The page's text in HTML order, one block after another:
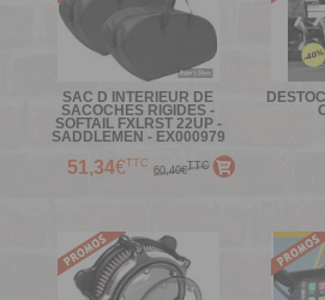
SAC D INTERIEUR DE
SACOCHES RIGIDES -
SOFTAIL FXLRST 22UP -
SADDLEMEN - EX000979
51,34€TTC
60,40€TTC